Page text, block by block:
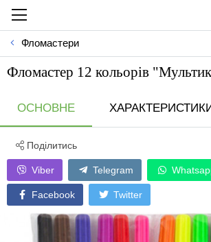
Фломастери
Фломастер 12 кольорів
ОСНОВНЕ
Поділитись
Viber Telegram
Facebook Twitter